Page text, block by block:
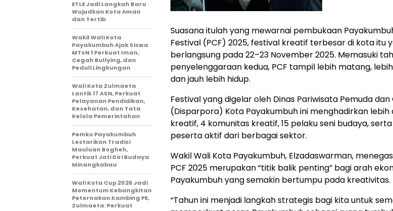
Suasana itulah yang mewarnai pembukaan
Festival (PCF) 2025, festival kreatif terbesar di kota itu
berlangsung pada 22–23 November 2025. Memasuki
penyelenggaraan kedua, PCF tampil lebih matang,
dan jauh lebih hidup.
Festival yang digelar oleh Dinas Pariwisata Pemuda
(Disparpora) Kota Payakumbuh ini menghadirkan lebih
kreatif, 4 komunitas kreatif, 15 pelaku seni budaya,
peserta aktif dari berbagai sektor.
Wakil Wali Kota Payakumbuh, Elzadaswarman,
PCF 2025 merupakan “titik balik penting” bagi arah
Payakumbuh yang semakin bertumpu pada kreativitas.
“Tahun ini menjadi langkah strategis bagi kita untuk
ETLE Jadi Langkah Baru
Wujudkan Kota Aman
dan Tertib
Wakil Wali Kota
Payakumbuh Ajak Siswa
MTsN 1 Perkuat Iman,
Cegah Bullying, dan
Peduli Lingkungan
Wali Kota Zulmaeta
Lantik 17 ASN, Perkuat
Pelayanan Pendidikan,
Kesehatan, dan Tata
Kelola Pemerintahan
Pemko Payakumbuh
Lestarikan Tradisi
Mauluan Bogheh,
Perkuat Jati Diri Budaya
Minangkabau
Wali Kota Cup 2026 Jadi
Momentum Kebangkitan
Peternakan Kambing PE,
Zulmaeta: Perkuat